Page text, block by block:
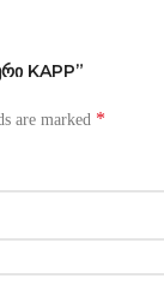
KAPP”
are marked *